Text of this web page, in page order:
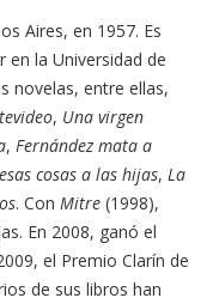
Aires, en 1957. Es
la Universidad de
novelas, entre ellas,
, Una virgen
, Fernández mata a
cosas a las hijas, La
. Con Mitre (1998),
En 2008, ganó el
el Premio Clarín de
de sus libros han